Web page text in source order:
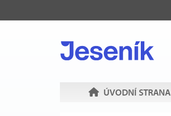
ÚVODNÍ STRANA